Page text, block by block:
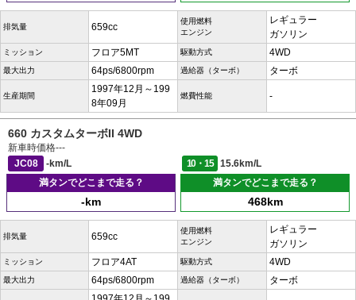
排気量 659cc
使用燃料
エンジン
レギュラー
ガソリン
ミッション フロア5MT 駆動方式 4WD
最大出力 64ps/6800rpm 過給器（ターボ） ターボ
生産期間
1997年12月～199
8年09月
燃費性能 -
660 カスタムターボII 4WD
新車時価格---
JC08
-km/L 10・15
15.6km/L
満タンでどこまで走る？
-km
満タンでどこまで走る？
468km
排気量 659cc
使用燃料
エンジン
レギュラー
ガソリン
ミッション フロア4AT 駆動方式 4WD
最大出力 64ps/6800rpm 過給器（ターボ）
ターボ